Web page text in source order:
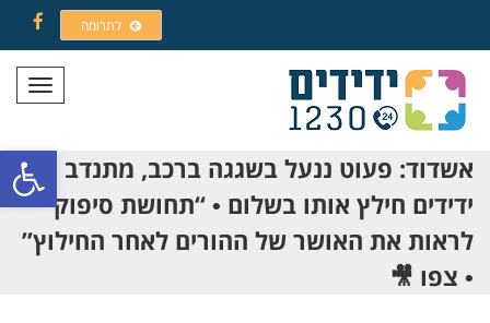
פתח
לתרומה
תפריט
אשדוד: פעוט ננעל בשגגה ברכב, מתנדב
ידידים חילץ אותו בשלום • “תחושת סיפוק
לראות את האושר של ההורים לאחר החילוץ”
• צפו 🎥